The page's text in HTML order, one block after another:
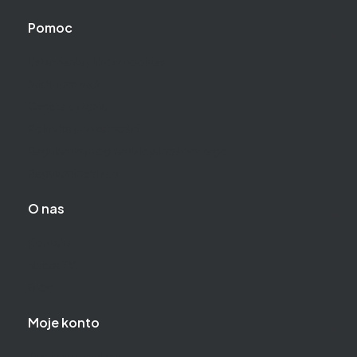
Pomoc
O nas
Moje konto